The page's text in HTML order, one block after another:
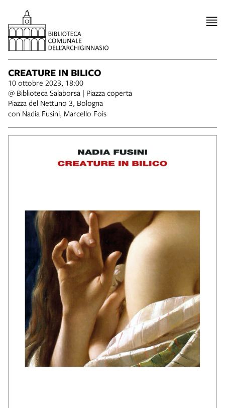
CREATURE IN BILICO
10 ottobre 2023, 18:00
@ Biblioteca Salaborsa | Piazza coperta
Piazza del Nettuno 3, Bologna
con Nadia Fusini, Marcello Fois